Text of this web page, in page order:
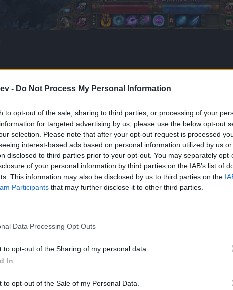
- Do Not Process My Personal Information
to opt-out of the sale, sharing to third parties, or processing of your
for targeted advertising by us, please use the below opt-out
selection. Please note that after your opt-out request is processed
interest-based ads based on personal information utilized by us
disclosed to third parties prior to your opt-out. You may separately
of your personal information by third parties on the IAB’s list of
This information may also be disclosed by us to third parties on the
Participants that may further disclose it to other third parties.
Data Processing Opt Outs
to opt-out of the Sharing of my personal data.
In
to opt-out of the Sale of my Personal Data.
deinem Hinweis folgen,...
ich melde mich hier wieder
nur *Sternchen*Vergabe ist wichtig.~